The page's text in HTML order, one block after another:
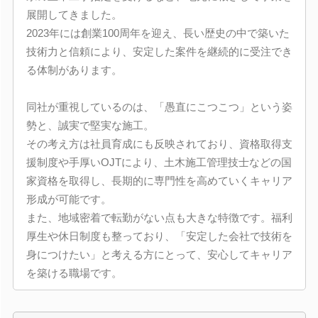
展開してきました。
2023年には創業100周年を迎え、長い歴史の中で築いた
技術力と信頼により、安定した案件を継続的に受注でき
る体制があります。
同社が重視しているのは、「愚直にこつこつ」という姿
勢と、誠実で堅実な施工。
その考え方は社員育成にも反映されており、資格取得支
援制度や手厚いOJTにより、土木施工管理技士などの国
家資格を取得し、長期的に専門性を高めていくキャリア
形成が可能です。
また、地域密着で転勤がない点も大きな特徴です。福利
厚生や休日制度も整っており、「安定した会社で技術を
身につけたい」と考える方にとって、安心してキャリア
を築ける職場です。